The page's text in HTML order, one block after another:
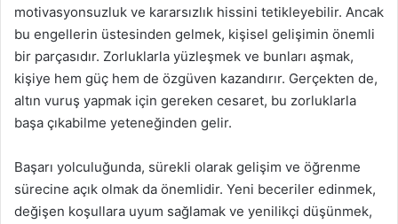
motivasyonsuzluk ve kararsızlık hissini tetikleyebilir. Ancak
bu engellerin üstesinden gelmek, kişisel gelişimin önemli
bir parçasıdır. Zorluklarla yüzleşmek ve bunları aşmak,
kişiye hem güç hem de özgüven kazandırır. Gerçekten de,
altın vuruş yapmak için gereken cesaret, bu zorluklarla
başa çıkabilme yeteneğinden gelir.
Başarı yolculuğunda, sürekli olarak gelişim ve öğrenme
sürecine açık olmak da önemlidir. Yeni beceriler edinmek,
değişen koşullara uyum sağlamak ve yenilikçi düşünmek,